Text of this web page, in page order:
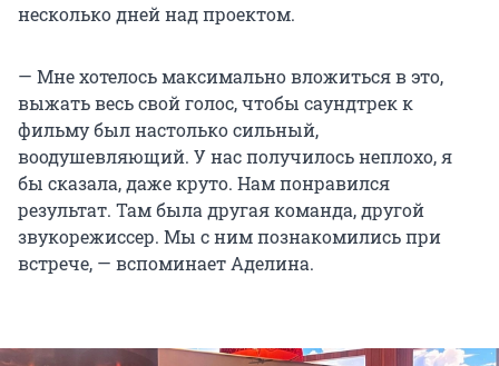
несколько дней над проектом.
— Мне хотелось максимально вложиться в это,
выжать весь свой голос, чтобы саундтрек к
фильму был настолько сильный,
воодушевляющий. У нас получилось неплохо, я
бы сказала, даже круто. Нам понравился
результат. Там была другая команда, другой
звукорежиссер. Мы с ним познакомились при
встрече, — вспоминает Аделина.